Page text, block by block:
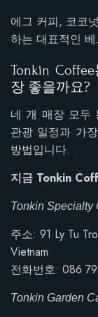
에그 커피, 코코
하는 대표적인
Tonkin
장 좋을까요?
네 개 매장 모두
관광 일정과 가
방법입니다.
지금 Tonkin
Tonkin Specialty
주소: 91 Ly Tu
Vietnam
전화번호: 086
Tonkin Garden